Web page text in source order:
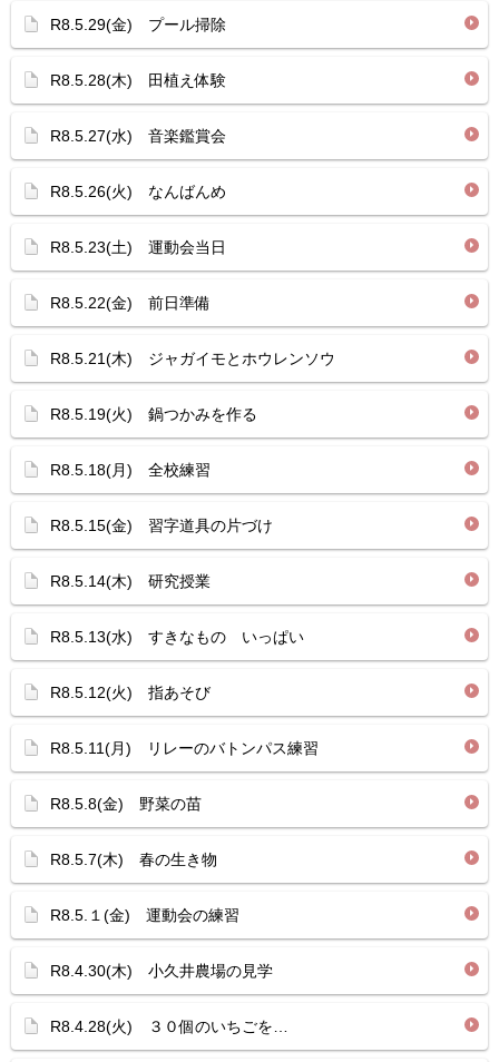
R8.5.29(金) プール掃除
R8.5.28(木) 田植え体験
R8.5.27(水) 音楽鑑賞会
R8.5.26(火) なんばんめ
R8.5.23(土) 運動会当日
R8.5.22(金) 前日準備
R8.5.21(木) ジャガイモとホウレンソウ
R8.5.19(火) 鍋つかみを作る
R8.5.18(月) 全校練習
R8.5.15(金) 習字道具の片づけ
R8.5.14(木) 研究授業
R8.5.13(水) すきなもの いっぱい
R8.5.12(火) 指あそび
R8.5.11(月) リレーのバトンパス練習
R8.5.8(金) 野菜の苗
R8.5.7(木) 春の生き物
R8.5.１(金) 運動会の練習
R8.4.30(木) 小久井農場の見学
R8.4.28(火) ３０個のいちごを…